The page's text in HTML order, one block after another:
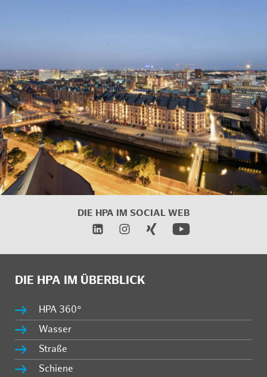
DIE HPA IM SOCIAL WEB
DIE HPA IM ÜBERBLICK
HPA 360°
Wasser
Straße
Schiene